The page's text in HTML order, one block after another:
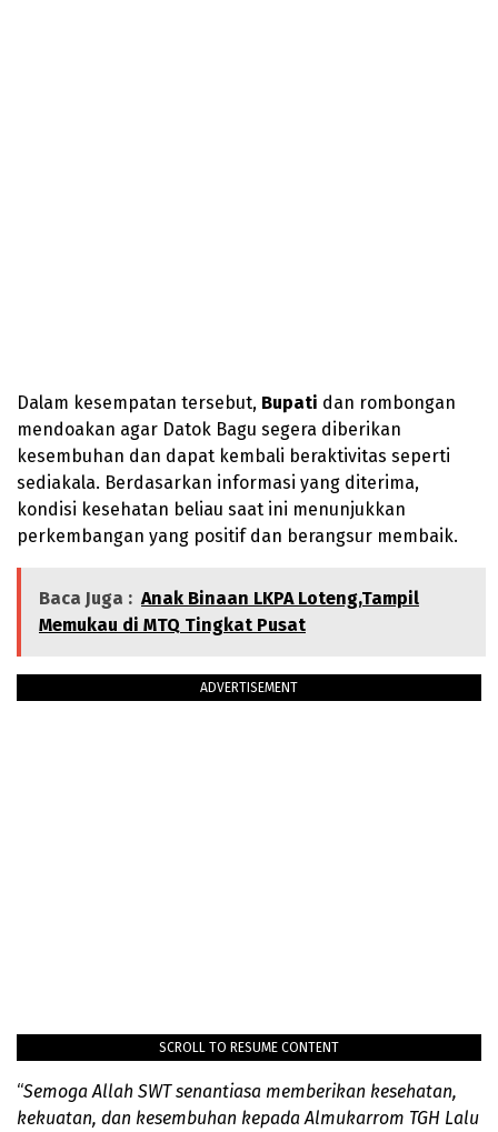
Dalam kesempatan tersebut, Bupati dan rombongan
mendoakan agar Datok Bagu segera diberikan
kesembuhan dan dapat kembali beraktivitas seperti
sediakala. Berdasarkan informasi yang diterima,
kondisi kesehatan beliau saat ini menunjukkan
perkembangan yang positif dan berangsur membaik.
Baca Juga : Anak Binaan LKPA Loteng,Tampil
Memukau di MTQ Tingkat Pusat
ADVERTISEMENT
SCROLL TO RESUME CONTENT
“Semoga Allah SWT senantiasa memberikan kesehatan,
kekuatan, dan kesembuhan kepada Almukarrom TGH Lalu